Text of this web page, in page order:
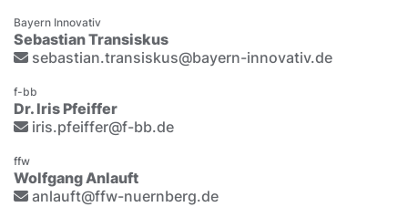
Bayern Innovativ
Sebastian Transiskus
sebastian.transiskus@bayern-innovativ.de
f-bb
Dr. Iris Pfeiffer
iris.pfeiffer@f-bb.de
ffw
Wolfgang Anlauft
anlauft@ffw-nuernberg.de